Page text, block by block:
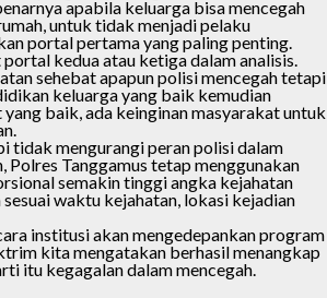
apabila keluarga bisa mencegah
untuk tidak menjadi pelaku
portal pertama yang paling penting.
kedua atau ketiga dalam analisis.
sehebat apapun polisi mencegah tetapi
keluarga yang baik kemudian
baik, ada keinginan masyarakat untuk
tidak mengurangi peran polisi dalam
Polres Tanggamus tetap menggunakan
semakin tinggi angka kejahatan
waktu kejahatan, lokasi kejadian
institusi akan mengedepankan program
kita mengatakan berhasil menangkap
itu kegagalan dalam mencegah.